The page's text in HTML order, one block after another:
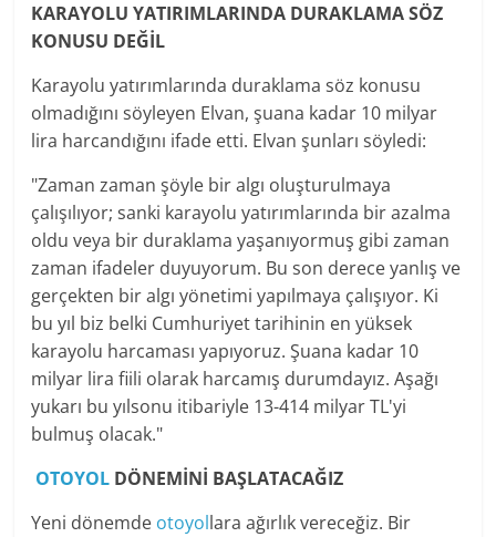
KARAYOLU YATIRIMLARINDA DURAKLAMA SÖZ
KONUSU DEĞİL
Karayolu yatırımlarında duraklama söz konusu
olmadığını söyleyen Elvan, şuana kadar 10 milyar
lira harcandığını ifade etti. Elvan şunları söyledi:
"Zaman zaman şöyle bir algı oluşturulmaya
çalışılıyor; sanki karayolu yatırımlarında bir azalma
oldu veya bir duraklama yaşanıyormuş gibi zaman
zaman ifadeler duyuyorum. Bu son derece yanlış ve
gerçekten bir algı yönetimi yapılmaya çalışıyor. Ki
bu yıl biz belki Cumhuriyet tarihinin en yüksek
karayolu harcaması yapıyoruz. Şuana kadar 10
milyar lira fiili olarak harcamış durumdayız. Aşağı
yukarı bu yılsonu itibariyle 13-414 milyar TL'yi
bulmuş olacak."
OTOYOL DÖNEMİNİ BAŞLATACAĞIZ
Yeni dönemde otoyollara ağırlık vereceğiz. Bir